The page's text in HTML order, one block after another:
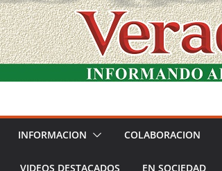
INFORMACION COLABORACION
VIDEOS DESTACADOS EN SOCIEDAD